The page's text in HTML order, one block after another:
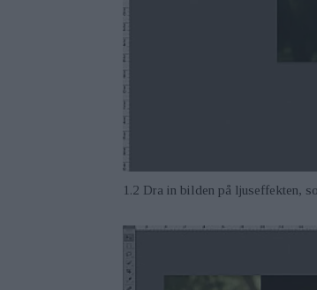
1.2 Dra in bilden på ljuseffekten,